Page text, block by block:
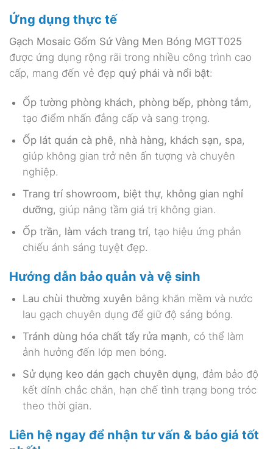
Ứng dụng thực tế
Gạch Mosaic Gốm Sứ Vàng Men Bóng MGTT025
được ứng dụng rộng rãi trong nhiều công trình cao
cấp, mang đến vẻ đẹp quý phái và nổi bật:
Ốp tường phòng khách, phòng bếp, phòng tắm,
tạo điểm nhấn đẳng cấp và sang trọng.
Ốp lát quán cà phê, nhà hàng, khách sạn, spa,
giúp không gian trở nên ấn tượng và chuyên
nghiệp.
Trang trí showroom, biệt thự, không gian nghỉ
dưỡng, giúp nâng tầm giá trị không gian.
Ốp trần, làm vách trang trí, tạo hiệu ứng phản
chiếu ánh sáng tuyệt đẹp.
Hướng dẫn bảo quản và vệ sinh
Lau chùi thường xuyên bằng khăn mềm và nước
lau gạch chuyên dụng để giữ độ sáng bóng.
Tránh dùng hóa chất tẩy rửa mạnh, có thể làm
ảnh hưởng đến lớp men bóng.
Sử dụng keo dán gạch chuyên dụng, đảm bảo độ
kết dính chắc chắn, hạn chế tình trạng bong tróc
theo thời gian.
Liên hệ ngay để nhận tư vấn & báo giá tốt